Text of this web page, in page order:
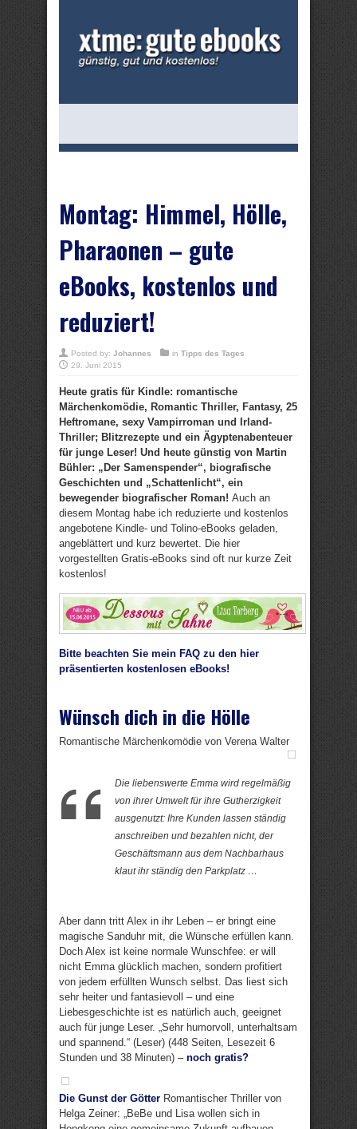
Montag: Himmel, Hölle,
Pharaonen – gute
eBooks, kostenlos und
reduziert!
Posted by: Johannes in Tipps des Tages
29. Juni 2015
Heute gratis für Kindle: romantische
Märchenkomödie, Romantic Thriller, Fantasy, 25
Heftromane, sexy Vampirroman und Irland-
Thriller; Blitzrezepte und ein Ägyptenabenteuer
für junge Leser! Und heute günstig von Martin
Bühler: „Der Samenspender“, biografische
Geschichten und „Schattenlicht“, ein
bewegender biografischer Roman! Auch an
diesem Montag habe ich reduzierte und kostenlos
angebotene Kindle- und Tolino-eBooks geladen,
angeblättert und kurz bewertet. Die hier
vorgestellten Gratis-eBooks sind oft nur kurze Zeit
kostenlos!
Bitte beachten Sie mein FAQ zu den hier
präsentierten kostenlosen eBooks!
Wünsch dich in die Hölle
Romantische Märchenkomödie von Verena Walter
Die liebenswerte Emma wird regelmäßig
von ihrer Umwelt für ihre Gutherzigkeit
ausgenutzt: Ihre Kunden lassen ständig
anschreiben und bezahlen nicht, der
Geschäftsmann aus dem Nachbarhaus
klaut ihr ständig den Parkplatz …
Aber dann tritt Alex in ihr Leben – er bringt eine
magische Sanduhr mit, die Wünsche erfüllen kann.
Doch Alex ist keine normale Wunschfee: er will
nicht Emma glücklich machen, sondern profitiert
von jedem erfüllten Wunsch selbst. Das liest sich
sehr heiter und fantasievoll – und eine
Liebesgeschichte ist es natürlich auch, geeignet
auch für junge Leser. „Sehr humorvoll, unterhaltsam
und spannend.“ (Leser) (448 Seiten, Lesezeit 6
Stunden und 38 Minuten) – noch gratis?
Die Gunst der Götter Romantischer Thriller von
Helga Zeiner: „BeBe und Lisa wollen sich in